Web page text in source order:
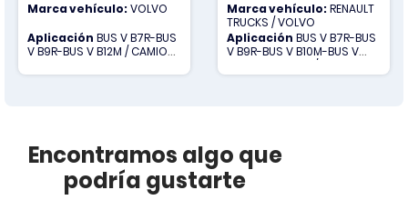
Marca vehículo:VOLVO
Aplicación BUS V B7R-BUS
V B9R-BUS V B12M / CAMION
Marca vehículo:RENAULT
TRUCKS / VOLVO
Aplicación BUS V B7R-BUS
V B9R-BUS V B10M-BUS V
B11R-BUS V B12M / CAMION R
KERAX-CAMION R MAGNUM-
Encontramos algo que
podría gustarte